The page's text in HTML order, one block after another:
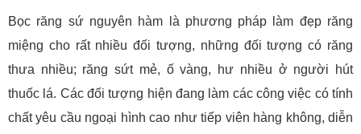
Bọc răng sứ nguyên hàm là phương pháp làm đẹp răng
miệng cho rất nhiều đối tượng, những đối tượng có răng
thưa nhiều; răng sứt mẻ, ố vàng, hư nhiều ở người hút
thuốc lá. Các đối tượng hiện đang làm các công việc có tính
chất yêu cầu ngoại hình cao như tiếp viên hàng không, diễn